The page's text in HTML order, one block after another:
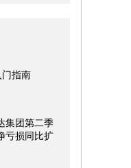
指南
集团第二季
亏损同比扩